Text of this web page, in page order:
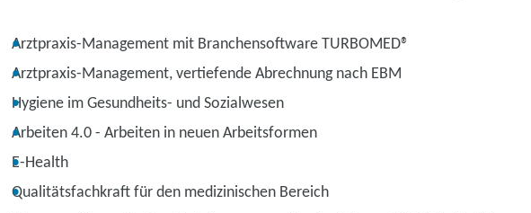
Arztpraxis-Management mit Branchensoftware TURBOMED®
Arztpraxis-Management, vertiefende Abrechnung nach EBM
Hygiene im Gesundheits- und Sozialwesen
Arbeiten 4.0 - Arbeiten in neuen Arbeitsformen
E-Health
Qualitätsfachkraft für den medizinischen Bereich